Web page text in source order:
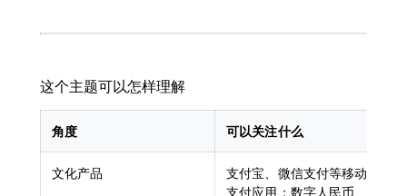
这个主题可以怎样理解
角度 可以关注什么
文化产品
支付宝、微信支付等移动
支付应用；数字人民币